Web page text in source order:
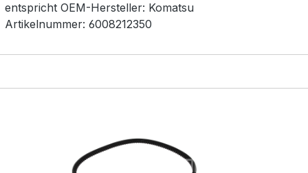
entspricht OEM-Hersteller: Komatsu
Artikelnummer: 6008212350